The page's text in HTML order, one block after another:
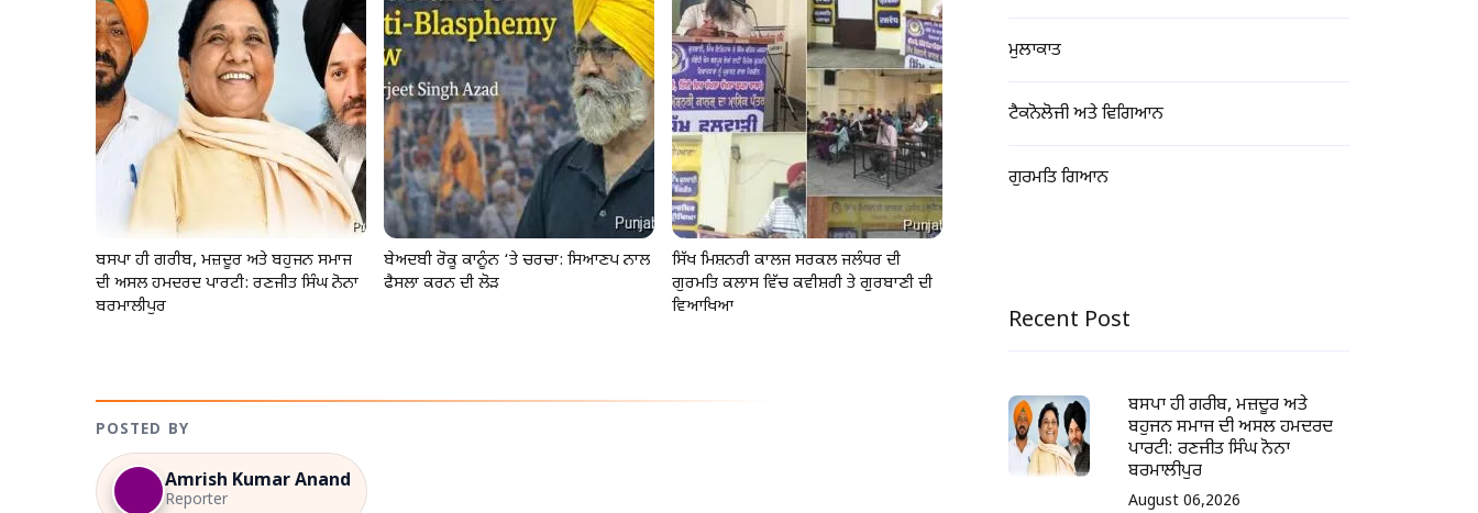
ਬਸਪਾ ਹੀ ਗਰੀਬ, ਮਜ਼ਦੂਰ ਅਤੇ ਬਹੁਜਨ ਸਮਾਜ
ਦੀ ਅਸਲ ਹਮਦਰਦ ਪਾਰਟੀ: ਰਣਜੀਤ ਸਿੰਘ ਨੋਨਾ
ਬਰਮਾਲੀਪੁਰ
ਬੇਅਦਬੀ ਰੋਕੂ ਕਾਨੂੰਨ ‘ਤੇ ਚਰਚਾ: ਸਿਆਣਪ ਨਾਲ
ਫੈਸਲਾ ਕਰਨ ਦੀ ਲੋੜ
ਸਿੱਖ ਮਿਸ਼ਨਰੀ ਕਾਲਜ ਸਰਕਲ ਜਲੰਧਰ ਦੀ
ਗੁਰਮਤਿ ਕਲਾਸ ਵਿੱਚ ਕਵੀਸ਼ਰੀ ਤੇ ਗੁਰਬਾਣੀ ਦੀ
ਵਿਆਖਿਆ
POSTED BY
Amrish Kumar Anand
Reporter
ਮੁਲਾਕਾਤ
ਟੈਕਨੋਲੋਜੀ ਅਤੇ ਵਿਗਿਆਨ
ਗੁਰਮਤਿ ਗਿਆਨ
Recent Post
ਬਸਪਾ ਹੀ ਗਰੀਬ, ਮਜ਼ਦੂਰ ਅਤੇ
ਬਹੁਜਨ ਸਮਾਜ ਦੀ ਅਸਲ ਹਮਦਰਦ
ਪਾਰਟੀ: ਰਣਜੀਤ ਸਿੰਘ ਨੋਨਾ
ਬਰਮਾਲੀਪੁਰ
August 06,2026